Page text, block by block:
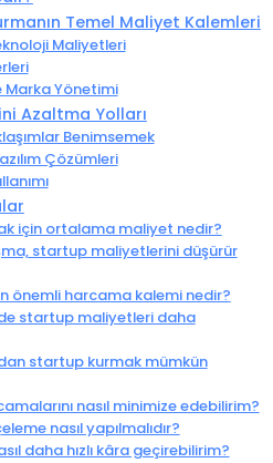
Temel Maliyet Kalemleri
Maliyetleri
Marka Yönetimi
Azaltma Yolları
Benimsemek
Çözümleri
için ortalama maliyet nedir?
startup maliyetlerini düşürür
önemli harcama kalemi nedir?
startup maliyetleri daha
startup kurmak mümkün
nasıl minimize edebilirim?
nasıl yapılmalıdır?
daha hızlı kâra geçirebilirim?